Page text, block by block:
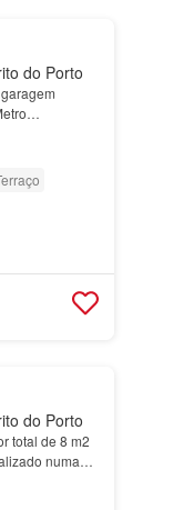
do Porto
do Porto
total de 8 m2
numa